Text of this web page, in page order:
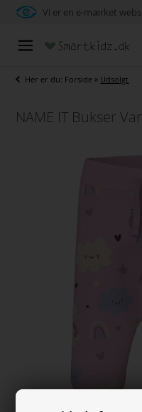
Vi er en e-mærket
Her er du: Forside » Udsolgt
NAME IT Bukser